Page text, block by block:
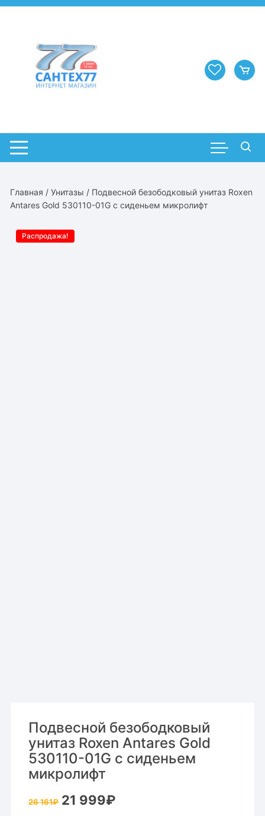
Перейти
Главная /Унитазы / Подвесной безободковый унитаз Roxen
Antares Gold 530110-01G с сиденьем микролифт
Распродажа!
Подвесной безободковый
унитаз Roxen Antares Gold
530110-01G с сиденьем
микролифт
26 161₽ Первоначальная
цена
21 999₽Текущая